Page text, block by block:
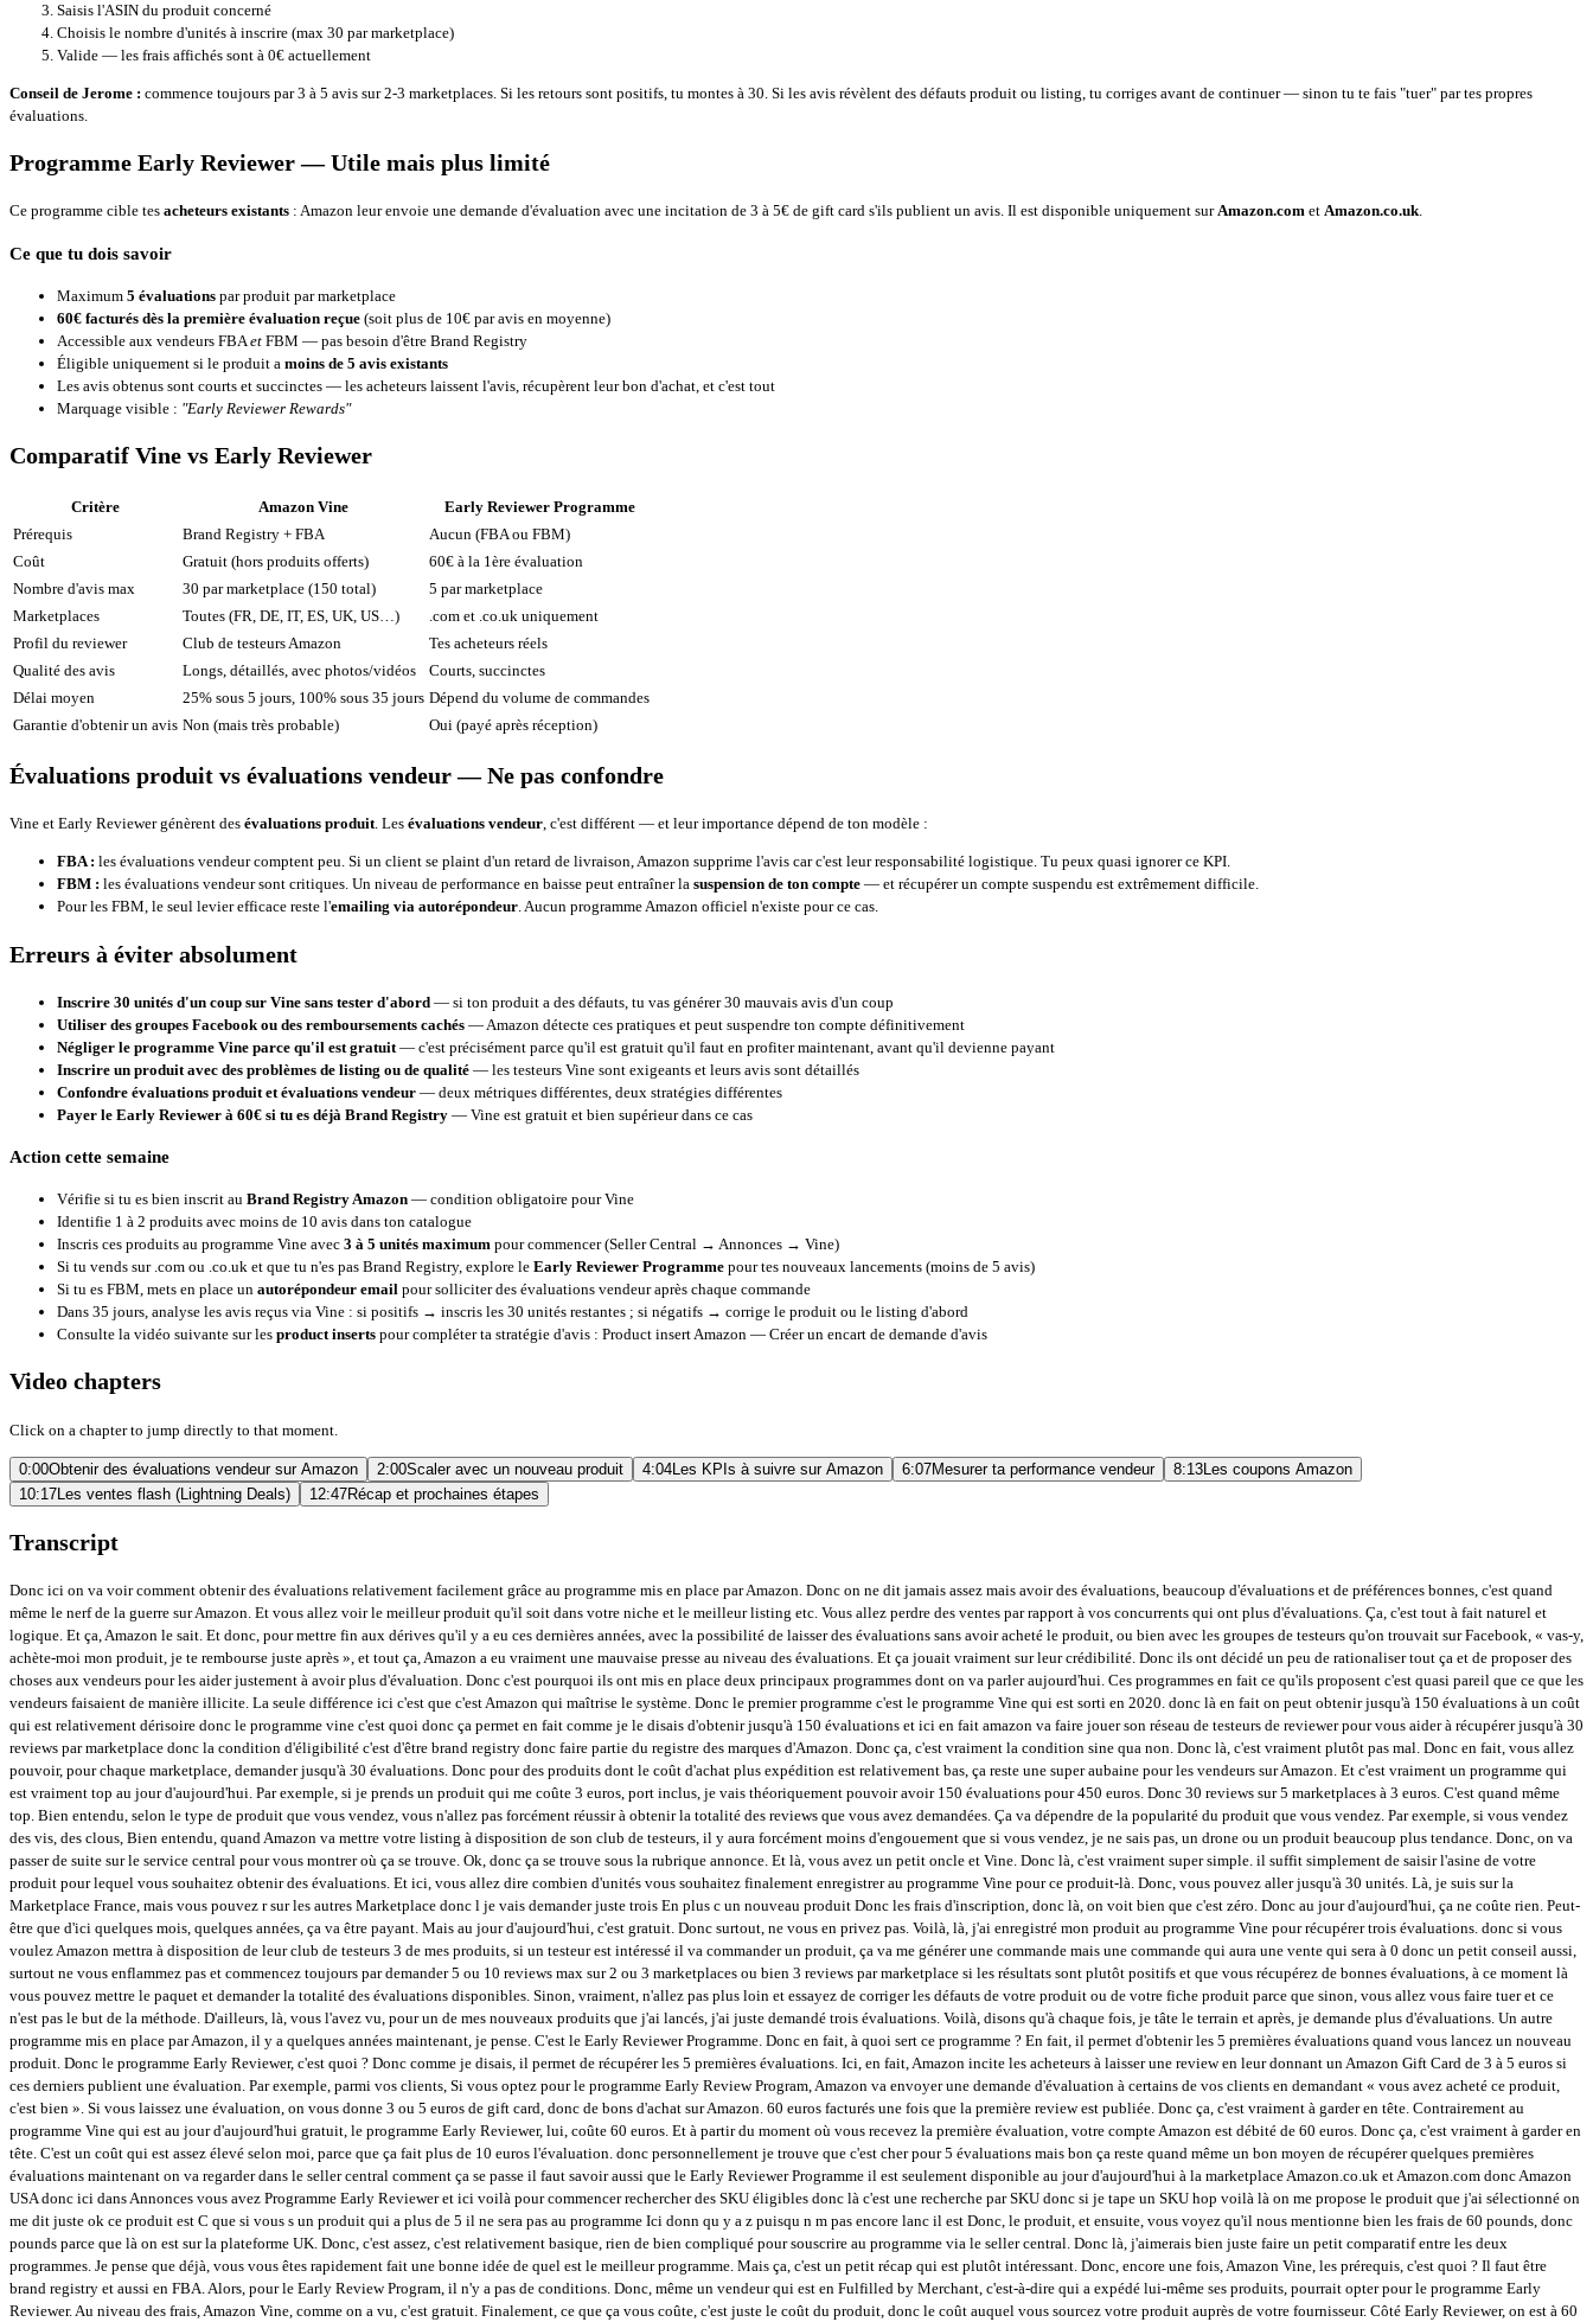
Saisis l'ASIN du produit concerné
Choisis le nombre d'unités à inscrire (max 30 par marketplace)
Valide — les frais affichés sont à 0€ actuellement
Conseil de Jerome : commence toujours par 3 à 5 avis sur 2-3 marketplaces. Si les retours sont positifs, tu montes à 30. Si les avis révèlent des défauts produit ou listing, tu corriges avant de continuer — sinon tu te fais "tuer" par tes propres
évaluations.
Programme Early Reviewer — Utile mais plus limité
Ce programme cible tes acheteurs existants : Amazon leur envoie une demande d'évaluation avec une incitation de 3 à 5€ de gift card s'ils publient un avis. Il est disponible uniquement surAmazon.com et Amazon.co.uk.
Ce que tu dois savoir
Maximum 5 évaluations par produit par marketplace
60€ facturés dès la première évaluation reçue (soit plus de 10€ par avis en moyenne)
Accessible aux vendeurs FBA et FBM — pas besoin d'être Brand Registry
Éligible uniquement si le produit a moins de 5 avis existants
Les avis obtenus sont courts et succinctes — les acheteurs laissent l'avis, récupèrent leur bon d'achat, et c'est tout
Marquage visible : "Early Reviewer Rewards"
Comparatif Vine vs Early Reviewer
Critère Amazon Vine
Early Reviewer Programme
Prérequis
Brand Registry + FBA
Aucun (FBA ou FBM)
Coût
Gratuit (hors produits offerts)
60€ à la 1ère évaluation
Nombre d'avis max
30 par marketplace (150 total)
5 par marketplace
Marketplaces
Toutes (FR, DE, IT, ES, UK, US…)
.com et .co.uk uniquement
Profil du reviewer
Club de testeurs Amazon
Tes acheteurs réels
Qualité des avis
Longs, détaillés, avec photos/vidéos
Courts, succinctes
Délai moyen
25% sous 5 jours, 100% sous 35 jours Dépend du volume de commandes
Garantie d'obtenir un avis Non (mais très probable) Oui (payé après réception)
Évaluations produit vs évaluations vendeur — Ne pas confondre
Vine et Early Reviewer génèrent des évaluations produit. Les évaluations vendeur, c'est différent — et leur importance dépend de ton modèle :
FBA : les évaluations vendeur comptent peu. Si un client se plaint d'un retard de livraison, Amazon supprime l'avis car c'est leur responsabilité logistique. Tu peux quasi ignorer ce KPI.
FBM : les évaluations vendeur sont critiques. Un niveau de performance en baisse peut entraîner la suspension de ton compte — et récupérer un compte suspendu est extrêmement difficile.
Pour les FBM, le seul levier efficace reste l'emailing via autorépondeur. Aucun programme Amazon officiel n'existe pour ce cas.
Erreurs à éviter absolument
Inscrire 30 unités d'un coup sur Vine sans tester d'abord — si ton produit a des défauts, tu vas générer 30 mauvais avis d'un coup
Utiliser des groupes Facebook ou des remboursements cachés — Amazon détecte ces pratiques et peut suspendre ton compte définitivement
Négliger le programme Vine parce qu'il est gratuit — c'est précisément parce qu'il est gratuit qu'il faut en profiter maintenant, avant qu'il devienne payant
Inscrire un produit avec des problèmes de listing ou de qualité — les testeurs Vine sont exigeants et leurs avis sont détaillés
Confondre évaluations produit et évaluations vendeur — deux métriques différentes, deux stratégies différentes
Payer le Early Reviewer à 60€ si tu es déjà Brand Registry — Vine est gratuit et bien supérieur dans ce cas
Action cette semaine
Vérifie si tu es bien inscrit au Brand Registry Amazon — condition obligatoire pour Vine
Identifie 1 à 2 produits avec moins de 10 avis dans ton catalogue
Inscris ces produits au programme Vine avec 3 à 5 unités maximum pour commencer (Seller Central → Annonces → Vine)
Si tu vends sur .com ou .co.uk et que tu n'es pas Brand Registry, explore le Early Reviewer Programme pour tes nouveaux lancements (moins de 5 avis)
Si tu es FBM, mets en place un autorépondeur email pour solliciter des évaluations vendeur après chaque commande
Dans 35 jours, analyse les avis reçus via Vine : si positifs → inscris les 30 unités restantes ; si négatifs → corrige le produit ou le listing d'abord
Consulte la vidéo suivante sur les product inserts pour compléter ta stratégie d'avis : Product insert Amazon — Créer un encart de demande d'avis
Video chapters
Click on a chapter to jump directly to that moment.
0:00Obtenir des évaluations vendeur sur Amazon 2:00Scaler avec un nouveau produit 4:04Les KPIs à suivre sur Amazon 6:07Mesurer ta performance vendeur 8:13Les coupons Amazon
10:17Les ventes flash (Lightning Deals) 12:47Récap et prochaines étapes
Transcript
Donc ici on va voir comment obtenir des évaluations relativement facilement grâce au programme mis en place par Amazon. Donc on ne dit jamais assez mais avoir des évaluations, beaucoup d'évaluations et de préférences bonnes, c'est quand même le nerf de la guerre sur Amazon. Et vous allez voir le meilleur produit qu'il soit dans votre niche et le meilleur listing etc. Vous allez perdre des ventes par rapport à vos concurrents qui ont plus d'évaluations. Ça, c'est tout à fait naturel et logique. Et ça, Amazon le sait. Et donc, pour mettre fin aux dérives qu'il y a eu ces dernières années, avec la possibilité de laisser des évaluations sans avoir acheté le produit, ou bien avec les groupes de testeurs qu'on trouvait sur Facebook, « vas-y, achète-moi mon produit, je te rembourse juste après », et tout ça, Amazon a eu vraiment une mauvaise presse au niveau des évaluations. Et ça jouait vraiment sur leur crédibilité. Donc ils ont décidé un peu de rationaliser tout ça et de proposer des choses aux vendeurs pour les aider justement à avoir plus d'évaluation. Donc c'est pourquoi ils ont mis en place deux principaux programmes dont on va parler aujourd'hui. Ces programmes en fait ce qu'ils proposent c'est quasi pareil que ce que les vendeurs faisaient de manière illicite. La seule différence ici c'est que c'est Amazon qui maîtrise le système. Donc le premier programme c'est le programme Vine qui est sorti en 2020. donc là en fait on peut obtenir jusqu'à 150 évaluations à un coût qui est relativement dérisoire donc le programme vine c'est quoi donc ça permet en fait comme je le disais d'obtenir jusqu'à 150 évaluations et ici en fait amazon va faire jouer son réseau de testeurs de reviewer pour vous aider à récupérer jusqu'à 30 reviews par marketplace donc la condition d'éligibilité c'est d'être brand registry donc faire partie du registre des marques d'Amazon. Donc ça, c'est vraiment la condition sine qua non. Donc là, c'est vraiment plutôt pas mal. Donc en fait, vous allez pouvoir, pour chaque marketplace, demander jusqu'à 30 évaluations. Donc pour des produits dont le coût d'achat plus expédition est relativement bas, ça reste une super aubaine pour les vendeurs sur Amazon. Et c'est vraiment un programme qui est vraiment top au jour d'aujourd'hui. Par exemple, si je prends un produit qui me coûte 3 euros, port inclus, je vais théoriquement pouvoir avoir 150 évaluations pour 450 euros. Donc 30 reviews sur 5 marketplaces à 3 euros. C'est quand même top. Bien entendu, selon le type de produit que vous vendez, vous n'allez pas forcément réussir à obtenir la totalité des reviews que vous avez demandées. Ça va dépendre de la popularité du produit que vous vendez. Par exemple, si vous vendez des vis, des clous, Bien entendu, quand Amazon va mettre votre listing à disposition de son club de testeurs, il y aura forcément moins d'engouement que si vous vendez, je ne sais pas, un drone ou un produit beaucoup plus tendance. Donc, on va passer de suite sur le service central pour vous montrer où ça se trouve. Ok, donc ça se trouve sous la rubrique annonce. Et là, vous avez un petit oncle et Vine. Donc là, c'est vraiment super simple. il suffit simplement de saisir l'asine de votre produit pour lequel vous souhaitez obtenir des évaluations. Et ici, vous allez dire combien d'unités vous souhaitez finalement enregistrer au programme Vine pour ce produit-là. Donc, vous pouvez aller jusqu'à 30 unités. Là, je suis sur la Marketplace France, mais vous pouvez r sur les autres Marketplace donc l je vais demander juste trois En plus c un nouveau produit Donc les frais d'inscription, donc là, on voit bien que c'est zéro. Donc au jour d'aujourd'hui, ça ne coûte rien. Peut-être que d'ici quelques mois, quelques années, ça va être payant. Mais au jour d'aujourd'hui, c'est gratuit. Donc surtout, ne vous en privez pas. Voilà, là, j'ai enregistré mon produit au programme Vine pour récupérer trois évaluations. donc si vous voulez Amazon mettra à disposition de leur club de testeurs 3 de mes produits, si un testeur est intéressé il va commander un produit, ça va me générer une commande mais une commande qui aura une vente qui sera à 0 donc un petit conseil aussi, surtout ne vous enflammez pas et commencez toujours par demander 5 ou 10 reviews max sur 2 ou 3 marketplaces ou bien 3 reviews par marketplace si les résultats sont plutôt positifs et que vous récupérez de bonnes évaluations, à ce moment là vous pouvez mettre le paquet et demander la totalité des évaluations disponibles. Sinon, vraiment, n'allez pas plus loin et essayez de corriger les défauts de votre produit ou de votre fiche produit parce que sinon, vous allez vous faire tuer et ce n'est pas le but de la méthode. D'ailleurs, là, vous l'avez vu, pour un de mes nouveaux produits que j'ai lancés, j'ai juste demandé trois évaluations. Voilà, disons qu'à chaque fois, je tâte le terrain et après, je demande plus d'évaluations. Un autre programme mis en place par Amazon, il y a quelques années maintenant, je pense. C'est le Early Reviewer Programme. Donc en fait, à quoi sert ce programme ? En fait, il permet d'obtenir les 5 premières évaluations quand vous lancez un nouveau produit. Donc le programme Early Reviewer, c'est quoi ? Donc comme je disais, il permet de récupérer les 5 premières évaluations. Ici, en fait, Amazon incite les acheteurs à laisser une review en leur donnant un Amazon Gift Card de 3 à 5 euros si ces derniers publient une évaluation. Par exemple, parmi vos clients, Si vous optez pour le programme Early Review Program, Amazon va envoyer une demande d'évaluation à certains de vos clients en demandant « vous avez acheté ce produit, c'est bien ». Si vous laissez une évaluation, on vous donne 3 ou 5 euros de gift card, donc de bons d'achat sur Amazon. 60 euros facturés une fois que la première review est publiée. Donc ça, c'est vraiment à garder en tête. Contrairement au programme Vine qui est au jour d'aujourd'hui gratuit, le programme Early Reviewer, lui, coûte 60 euros. Et à partir du moment où vous recevez la première évaluation, votre compte Amazon est débité de 60 euros. Donc ça, c'est vraiment à garder en tête. C'est un coût qui est assez élevé selon moi, parce que ça fait plus de 10 euros l'évaluation. donc personnellement je trouve que c'est cher pour 5 évaluations mais bon ça reste quand même un bon moyen de récupérer quelques premières évaluations maintenant on va regarder dans le seller central comment ça se passe il faut savoir aussi que le Early Reviewer Programme il est seulement disponible au jour d'aujourd'hui à la marketplace Amazon.co.uk et Amazon.com donc Amazon USA donc ici dans Annonces vous avez Programme Early Reviewer et ici voilà pour commencer rechercher des SKU éligibles donc là c'est une recherche par SKU donc si je tape un SKU hop voilà là on me propose le produit que j'ai sélectionné on me dit juste ok ce produit est C que si vous s un produit qui a plus de 5 il ne sera pas au programme Ici donn qu y a z puisqu n m pas encore lanc il est Donc, le produit, et ensuite, vous voyez qu'il nous mentionne bien les frais de 60 pounds, donc pounds parce que là on est sur la plateforme UK. Donc, c'est assez, c'est relativement basique, rien de bien compliqué pour souscrire au programme via le seller central. Donc là, j'aimerais bien juste faire un petit comparatif entre les deux programmes. Je pense que déjà, vous vous êtes rapidement fait une bonne idée de quel est le meilleur programme. Mais ça, c'est un petit récap qui est plutôt intéressant. Donc, encore une fois, Amazon Vine, les prérequis, c'est quoi ? Il faut être brand registry et aussi en FBA. Alors, pour le Early Review Program, il n'y a pas de conditions. Donc, même un vendeur qui est en Fulfilled by Merchant, c'est-à-dire qui a expédé lui-même ses produits, pourrait opter pour le programme Early Reviewer. Au niveau des frais, Amazon Vine, comme on a vu, c'est gratuit. Finalement, ce que ça vous coûte, c'est juste le coût du produit, donc le coût auquel vous sourcez votre produit auprès de votre fournisseur. Côté Early Reviewer, on est à 60 euros facturés dès la première évaluation. Au niveau de l'incitation à l'évaluation pour l'acheteur, donc côté Amazon Vine comme on l'a vu c'est un club de testeurs et là pour lui ça sera un produit qui sera offert par le vendeur tout simplement Early Reviewer Programme ça sera une gift card donc un bon d'achat qui sera proposé à un de vos acheteurs afin de l'inciter à laisser une évaluation Au niveau des garanties pour Amazon Vine techniquement il n'y a aucune garantie par contre ça va dépendre encore une fois du type de produit que vous vendez ça c'est vraiment primordial En règle générale, pour la plupart des produits, vous trouvez quand même preneur honnêtement. Les testeurs ne sont pas obligés de laisser un avis aussi sur les produits. Donc vous pouvez théoriquement avoir une unité qui part dans le cadre de Amazon Vine, mais pour laquelle vous n'avez pas d'évaluation. Donc c'est possible. Mais en règle générale, les testeurs laissent des évaluations. Côté Early Reviewer Program, donc là oui, vous avez une garantie, mais vous allez payer une fois que vous avez obtenu la première review. Au niveau de la sélection du reviewer, de l'évaluateur, du testeur, Amazon Vine, c'est le club de testeurs. Early reviewer, ça fait partie de vos clients, donc des gens qui ont déjà acheté votre produit. Combien de temps pour obtenir la review ? A priori, selon les statistiques, 25% des évaluations reçues ont lieu dans les 5 jours suivant la commande. ok donc 25% vraiment rapidement et globalement 100% vous pouvez attendre d'avoir 100% des évaluations en déhant les 35 jours côté early reviewer donc là c'est ça va dépendre du nombre de commandes que vous avez par rapport à votre produit et amazon enverra finalement des demandes d'incitation à la review au fil de l'eau le type d'évaluation de review donc à l'heure actuelle par rapport à mon expérience sur amazon vine j'ai eu qu